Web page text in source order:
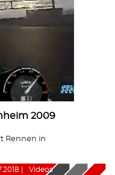
2009
Rennen in
Videos